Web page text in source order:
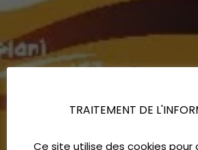
TRAITEMENT DE
Ce site utilise des cookies pour